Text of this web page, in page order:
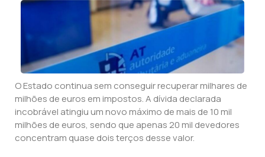
O Estado continua sem conseguir recuperar milhares de
milhões de euros em impostos. A dívida declarada
incobrável atingiu um novo máximo de mais de 10 mil
milhões de euros, sendo que apenas 20 mil devedores
concentram quase dois terços desse valor.